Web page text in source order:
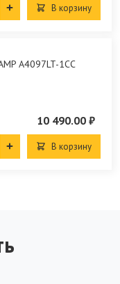
В корзину
A4097LT-1CC
10 490.00 ₽
В корзину